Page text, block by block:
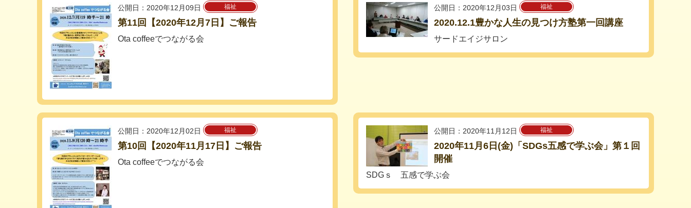
公開日：2020年12月09日 福祉
第11回【2020年12月7日】ご報告
Ota coffeeでつながる会
公開日：2020年12月03日 福祉
2020.12.1豊かな人生の見つけ方塾第一回講座
サードエイジサロン
公開日：2020年12月02日 福祉
第10回【2020年11月17日】ご報告
Ota coffeeでつながる会
公開日：2020年11月12日 福祉
2020年11月6日(金)「SDGs五感で学ぶ会」第１回
開催
SDGｓ 五感で学ぶ会